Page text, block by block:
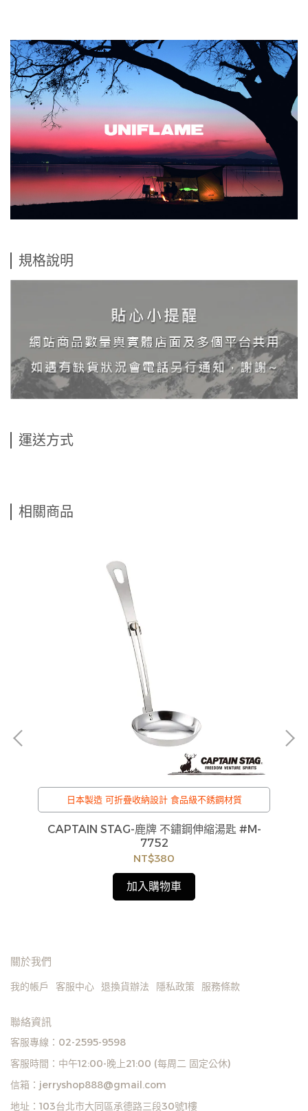
規格說明
運送方式
相關商品
日本製造 可折疊收納設計 食品級不銹鋼材質
CAPTAIN STAG-鹿牌 不鏽鋼伸縮湯匙 #M-
7752
NT$380
加入購物車
關於我們
我的帳戶 客服中心 退換貨辦法 隱私政策 服務條款
聯絡資訊
客服專線：02-2595-9598
客服時間：中午12:00-晚上21:00 (每周二 固定公休)
信箱：jerryshop888@gmail.com
地址：103台北市大同區承德路三段30號1樓